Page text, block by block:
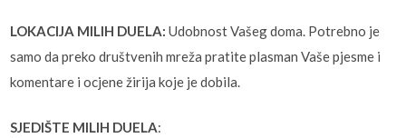
LOKACIJA MILIH DUELA: Udobnost Vašeg doma. Potrebno je
samo da preko društvenih mreža pratite plasman Vaše pjesme i
komentare i ocjene žirija koje je dobila.
SJEDIŠTE MILIH DUELA: